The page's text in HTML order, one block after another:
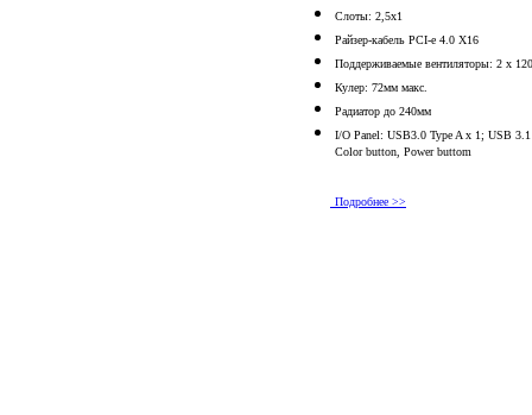
Слоты: 2,5х1
Райзер-кабель PCI-e 4.0 X16
Поддерживаемые вентиляторы: 2 x
Кулер: 72мм макс.
Радиатор до 240мм
I/O Panel: USB3.0 Type A x 1; USB
Color button, Power buttom
Подробнее >>